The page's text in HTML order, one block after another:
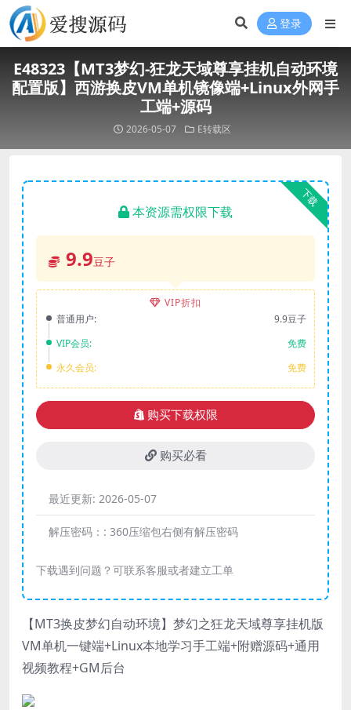
登录
E48323【MT3梦幻-狂龙天域尊享挂机自动环境
配置版】西游换皮VM单机镜像端+Linux外网手
工端+源码
2026-05-07 E转载区
下载
本资源需权限下载
9.9豆子
VIP折扣
普通用户:
9.9豆子
VIP会员:
免费
永久会员:
免费
购买下载权限
购买必看
最近更新: 2026-05-07
解压密码：: 360压缩包右侧有解压密码
下载遇到问题？可联系客服或者建立工单
【MT3换皮梦幻自动环境】梦幻之狂龙天域尊享挂机版
VM单机一键端+Linux本地学习手工端+附赠源码+通用
视频教程+GM后台